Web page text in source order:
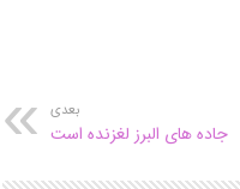
بعدی
جاده های البرز لغزنده است